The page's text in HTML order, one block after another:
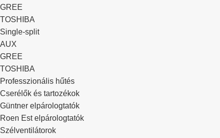
GREE
TOSHIBA
Single-split
AUX
GREE
TOSHIBA
Professzionális hűtés
Cserélők és tartozékok
Güntner elpárologtatók
Roen Est elpárologtatók
Szélventilátorok